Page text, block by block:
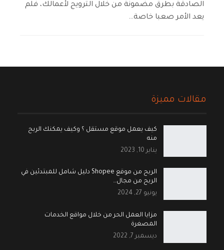
الصادقة بطرق مضمونة من خلال الترويج لأعمالك، فلم
يعد الأمر صعبا خاصة…
مقالات مميزة
كيف يعمل موقع مستقل ؟ وكيف يمكنك الربح
منه
يناير 10, 2023
الربح من موقع Shopee دليل شامل للمبتدئين في
الربح من مجال…
يونيو 27, 2024
مزايا العمل الحر من خلال مواقع الخدمات
المصغرة
ديسمبر 7, 2022